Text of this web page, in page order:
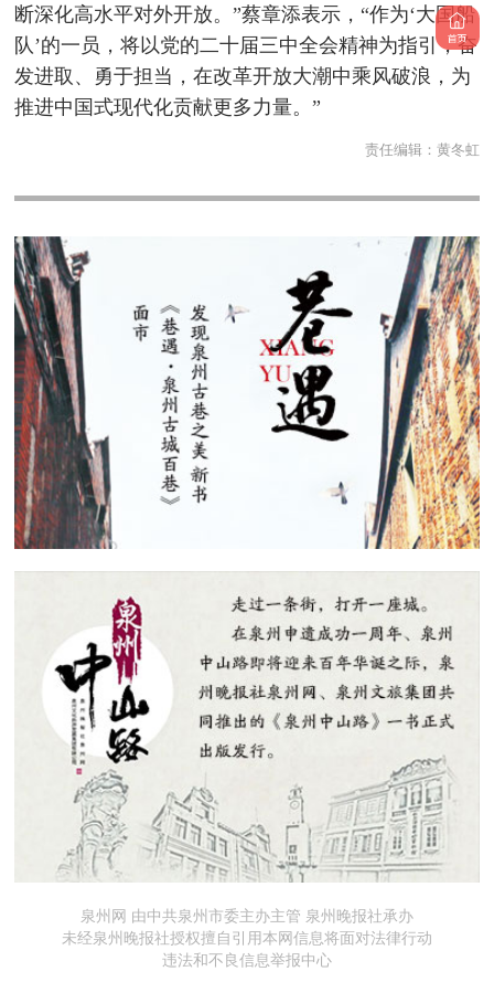
断深化高水平对外开放。”蔡章添表示，“作为‘大国船
队’的一员，将以党的二十届三中全会精神为指引，奋
发进取、勇于担当，在改革开放大潮中乘风破浪，为
推进中国式现代化贡献更多力量。”
责任编辑： 黄冬虹
泉州网 由中共泉州市委主办主管 泉州晚报社承办
未经泉州晚报社授权擅自引用本网信息将面对法律行动
违法和不良信息举报中心